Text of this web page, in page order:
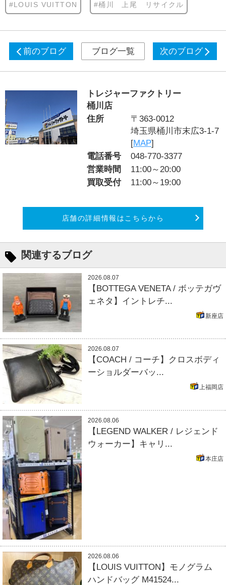
#LOUIS VUITTON #桶川 上尾 リサイクル
前のブログ ブログ一覧 次のブログ
トレジャーファクトリー
桶川店
住所
〒363-0012
埼玉県桶川市末広3-1-7
[MAP]
電話番号
048-770-3377
営業時間
11:00～20:00
買取受付
11:00～19:00
店舗の詳細情報はこちらから
関連するブログ
2026.08.07
【BOTTEGA VENETA / ボッテガヴ
ェネタ】イントレチ...
新座店
2026.08.07
【COACH / コーチ】クロスボディ
ーショルダーバッ...
上福岡店
2026.08.06
【LEGEND WALKER / レジェンド
ウォーカー】キャリ...
本庄店
2026.08.06
【LOUIS VUITTON】モノグラム
ハンドバッグ M41524...